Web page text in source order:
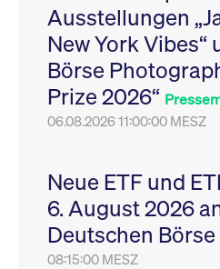
Ausstellungen
New York Vibes“
Börse
Prize 2026“
06.08.2026 11:00:00 MESZ
Neue ETF und
6. August 2026
Deutschen Börse
08:15:00 MESZ
VISITOR_PRIVACY_METADATA